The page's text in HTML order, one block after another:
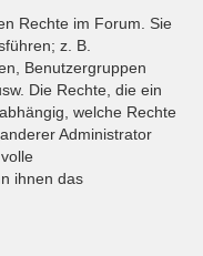
Rechte im Forum. Sie
z. B.
Benutzergruppen
Die Rechte, die ein
welche Rechte
Administrator
ihnen das